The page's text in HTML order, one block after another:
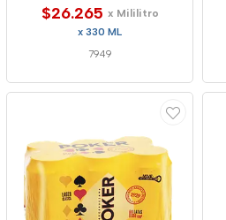
$26.265 x Mililitro
x 330 ML
7949